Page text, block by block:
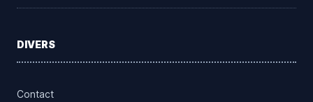
DIVERS
Contact